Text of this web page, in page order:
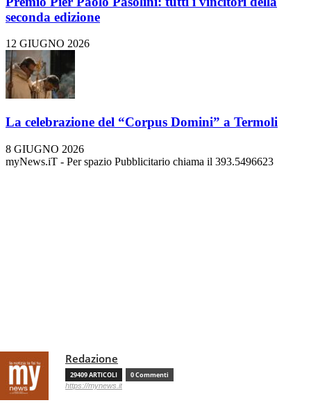
seconda edizione
12 GIUGNO 2026
La celebrazione del “Corpus Domini” a Termoli
8 GIUGNO 2026
myNews.iT - Per spazio Pubblicitario chiama il 393.5496623
Redazione
29409 ARTICOLI 0 Commenti
https://mynews.it